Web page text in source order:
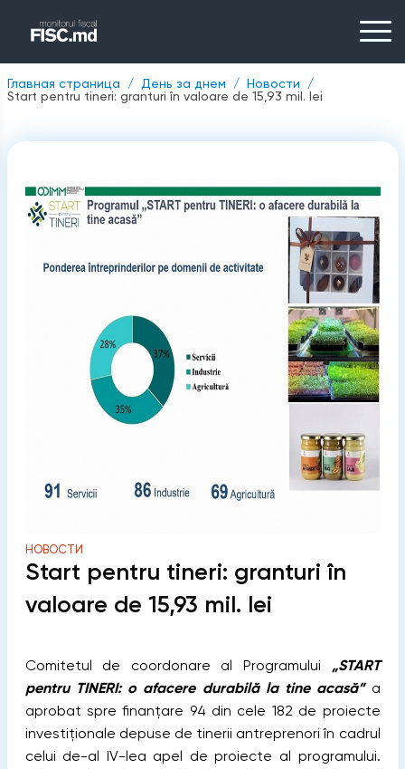
Главная страница День за днем
Новости
Start pentru tineri: granturi în valoare de 15,93 mil. lei
НОВОСТИ
Start pentru tineri: granturi în
valoare de 15,93 mil. lei
Comitetul de coordonare al Programului „START
pentru TINERI: o afacere durabilă la tine acasă”a
aprobat spre finanțare 94 din cele 182 de proiecte
investiționale depuse de tinerii antreprenori în cadrul
celui de-al IV-lea apel de proiecte al programului.